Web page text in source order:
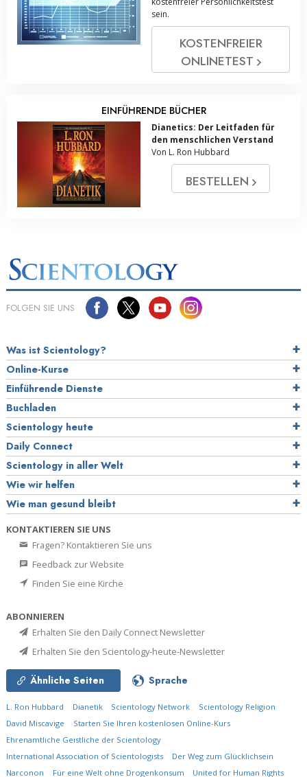
sein.
KOSTENFREIER
ONLINE­TEST
EINFÜHRENDE BÜCHER
Dianetics: Der Leitfaden für
den menschlichen Verstand
Von L. Ron Hubbard
BESTELLEN
FOLGEN SIE UNS
Was ist Scientology?
Online-Kurse
Einführende Dienste
Buchladen
Scientology heute
Daily Connect
Scientology in aller Welt
Wie wir helfen
Wie man gesund bleibt
KONTAKTIEREN SIE UNS
Fragen? Kontaktieren Sie uns
Feedback zur Website
Finden Sie eine Kirche
ABONNIEREN
Erhalten Sie den Daily Connect Newsletter
Erhalten Sie den Scientology-heute-Newsletter
Ähnliche Seiten Sprache
L. Ron Hubbard Dianetik Scientology Network
Scientology Religion
David Miscavige
Starten Sie Ihren kostenlosen Online-Kurs
Ehrenamtliche Geistliche der Scientology
International Association of Scientologists
Der Weg zum Glücklichsein
Narconon
Für eine Welt ohne Drogenkonsum United for Human Rights